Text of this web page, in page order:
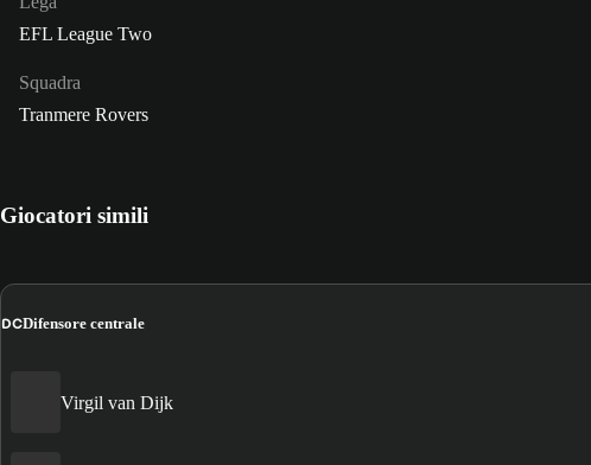
EFL League Two
Squadra
Tranmere Rovers
Giocatori simili
DCDifensore centrale
Virgil van Dijk